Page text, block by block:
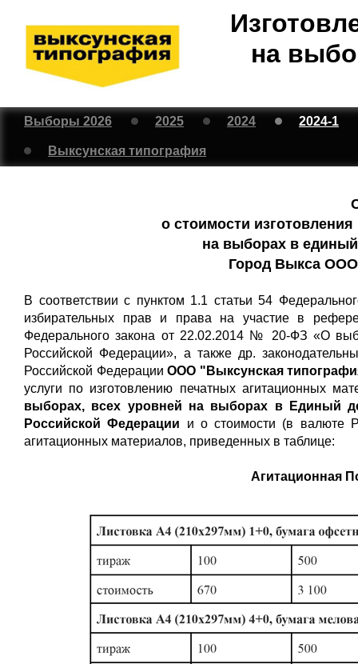
на
Выборы 2026 2025 2024 2024-1
Выксунская типография
о стоимости
на выборах в единый
Город Выкса
В соответствии с пунктом 1.1 статьи 54
избирательных прав и права на участие в
Федерального закона от 22.02.2014 № 20-ФЗ «О
Российской Федерации», а также др.
Российской ФедерацииООО "Выксунская
услуги по изготовлению печатных агитационных
выборах, всех уровней на выборах в Единый
Российской Федерации и о стоимости (в валюте
агитационных материалов, приведенных в таблице:
Агитационная